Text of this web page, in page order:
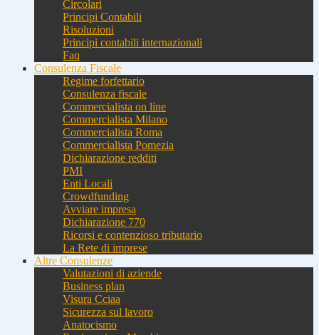
Circolari
Principi Contabili
Risoluzioni
Principi contabili internazionali
Faq
Consulenza Fiscale
Regime forfettario
Consulenza fiscale
Commercialista on line
Commercialista Milano
Commercialista Roma
Commercialista Pomezia
Dichiarazione redditi
PMI
Enti Locali
Crowdfunding
Avviare impresa
Dichiarazione 770
Ricorsi e contenzioso tributario
La Rete di imprese
Altre Consulenze
Valutazioni di aziende
Business plan
Visura Cciaa
Sicurezza sul lavoro
Anatocismo